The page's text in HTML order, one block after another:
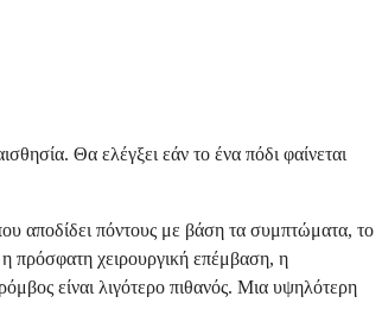
Θα ελέγξει εάν το ένα πόδι φαίνεται
αποδίδει πόντους με βάση τα συμπτώματα, το
η πρόσφατη χειρουργική επέμβαση, η
είναι λιγότερο πιθανός. Μια υψηλότερη